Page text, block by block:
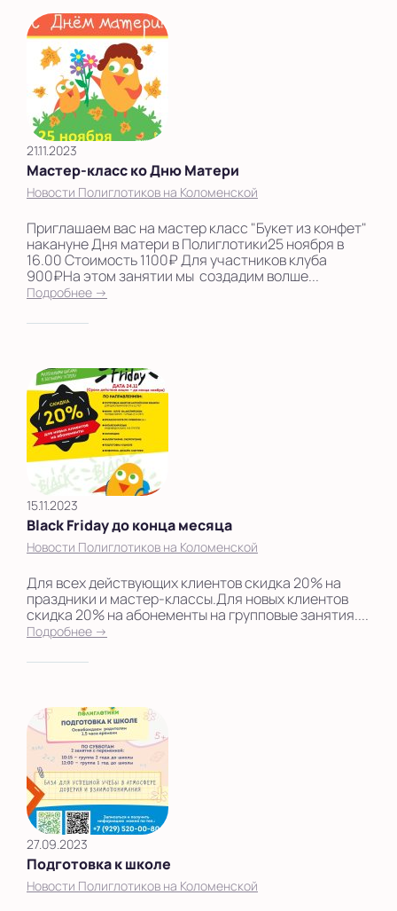
21.11.2023
Мастер-класс ко Дню Матери
Новости Полиглотиков на Коломенской
Приглашаем вас на мастер класс "Букет из конфет"
накануне Дня матери в Полиглотики25 ноября в
16.00 Стоимость 1100₽ Для участников клуба
900₽На этом занятии мы создадим волше...
Подробнее →
15.11.2023
Black Friday до конца месяца
Новости Полиглотиков на Коломенской
Для всех действующих клиентов скидка 20% на
праздники и мастер-классы.Для новых клиентов
скидка 20% на абонементы на групповые занятия....
Подробнее →
27.09.2023
Подготовка к школе
Новости Полиглотиков на Коломенской